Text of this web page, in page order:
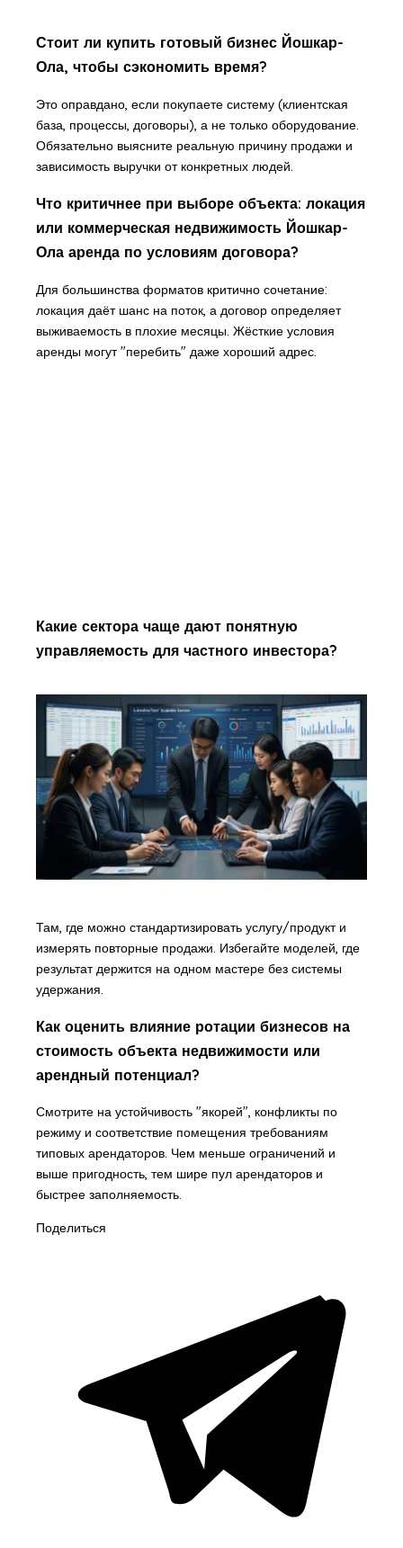
Стоит ли купить готовый бизнес Йошкар-
Ола, чтобы сэкономить время?
Это оправдано, если покупаете систему (клиентская
база, процессы, договоры), а не только оборудование.
Обязательно выясните реальную причину продажи и
зависимость выручки от конкретных людей.
Что критичнее при выборе объекта: локация
или коммерческая недвижимость Йошкар-
Ола аренда по условиям договора?
Для большинства форматов критично сочетание:
локация даёт шанс на поток, а договор определяет
выживаемость в плохие месяцы. Жёсткие условия
аренды могут "перебить" даже хороший адрес.
Какие сектора чаще дают понятную
управляемость для частного инвестора?
Там, где можно стандартизировать услугу/продукт и
измерять повторные продажи. Избегайте моделей, где
результат держится на одном мастере без системы
удержания.
Как оценить влияние ротации бизнесов на
стоимость объекта недвижимости или
арендный потенциал?
Смотрите на устойчивость "якорей", конфликты по
режиму и соответствие помещения требованиям
типовых арендаторов. Чем меньше ограничений и
выше пригодность, тем шире пул арендаторов и
быстрее заполняемость.
Поделиться